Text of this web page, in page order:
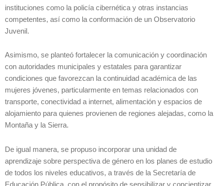
instituciones como la policía cibernética y otras instancias
competentes, así como la conformación de un Observatorio
Juvenil.
Asimismo, se planteó fortalecer la comunicación y coordinación
con autoridades municipales y estatales para garantizar
condiciones que favorezcan la continuidad académica de las
mujeres jóvenes, particularmente en temas relacionados con
transporte, conectividad a internet, alimentación y espacios de
alojamiento para quienes provienen de regiones alejadas, como la
Montaña y la Sierra.
De igual manera, se propuso incorporar una unidad de
aprendizaje sobre perspectiva de género en los planes de estudio
de todos los niveles educativos, a través de la Secretaría de